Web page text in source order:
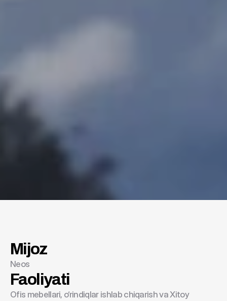
Neos
Mijoz
Neos
Faoliyati
Ofis mebellari, o‘rindiqlar ishlab chiqarish va Xitoy